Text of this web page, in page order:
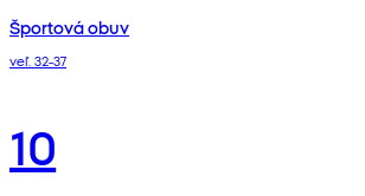
Športová obuv
veľ. 32-37
10